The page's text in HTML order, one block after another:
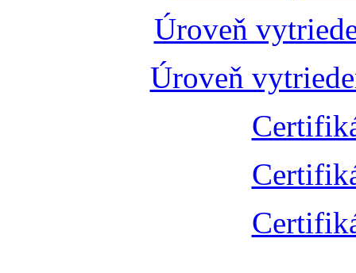
Úroveň
Úroveň